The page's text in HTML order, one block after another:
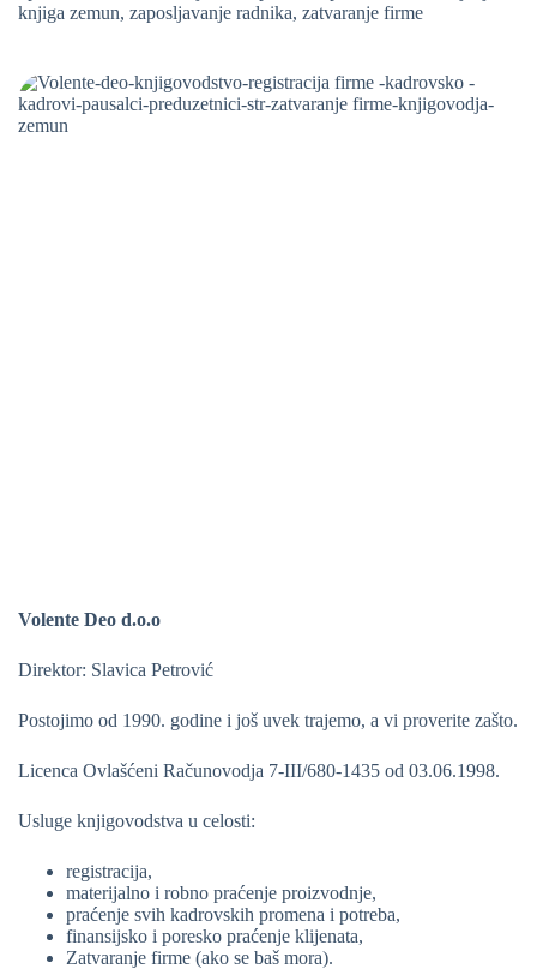
knjiga zemun, zaposljavanje radnika, zatvaranje firme
Volente Deo d.o.o
Direktor: Slavica Petrović
Postojimo od 1990. godine i još uvek trajemo, a vi proverite zašto.
Licenca Ovlašćeni Računovodja 7-III/680-1435 od 03.06.1998.
Usluge knjigovodstva u celosti:
registracija,
materijalno i robno praćenje proizvodnje,
praćenje svih kadrovskih promena i potreba,
finansijsko i poresko praćenje klijenata,
Zatvaranje firme (ako se baš mora).